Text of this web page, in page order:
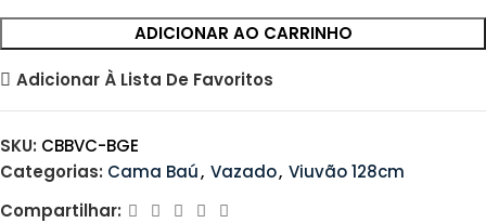
ADICIONAR AO CARRINHO
Adicionar À Lista De Favoritos
SKU: CBBVC-BGE
Categorias: Cama Baú, Vazado, Viuvão 128cm
Compartilhar: